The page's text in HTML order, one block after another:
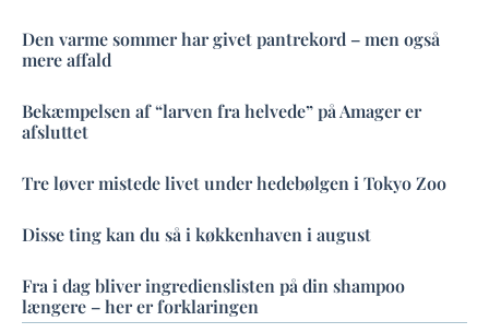
Den varme sommer har givet pantrekord – men også
mere affald
Bekæmpelsen af “larven fra helvede” på Amager er
afsluttet
Tre løver mistede livet under hedebølgen i Tokyo Zoo
Disse ting kan du så i køkkenhaven i august
Fra i dag bliver ingredienslisten på din shampoo
længere – her er forklaringen